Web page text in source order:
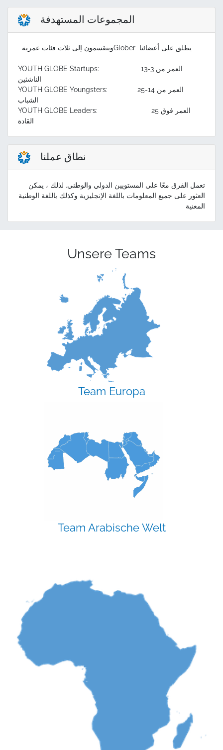
المجموعات المستهدفة
وينقسمون إلى ثلاث فئات عمريةGlober يطلق على أعضائنا
YOUTH GLOBE Startups: العمر من 3-13
YOUTH GLOBE Youngsters: العمر من 14-25
الشباب
YOUTH GLOBE Leaders: العمر فوق 25
نطاق عملنا
تعمل الفرق معًا على المستويين الدولي والوطني. لذلك ، يمكن
العثور على جميع المعلومات باللغة الإنجليزية وكذلك باللغة الوطنية
المعنية
Unsere Teams
Team Europa
Team Arabische Welt